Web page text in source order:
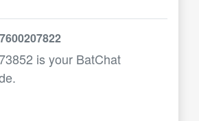
is your BatChat